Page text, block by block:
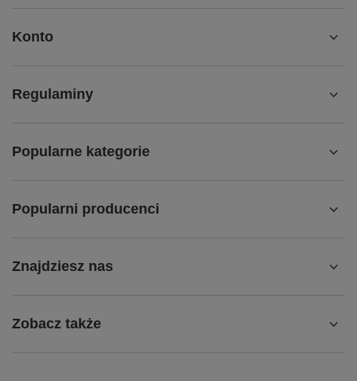
Konto
Regulaminy
Popularne kategorie
Popularni producenci
Znajdziesz nas
Zobacz także